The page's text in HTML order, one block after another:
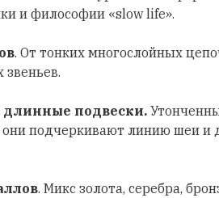
и философии «slow life».
. От тонких многослойных
длинные подвески.
подчеркивают линию шеи и
. Микс золота, серебра,